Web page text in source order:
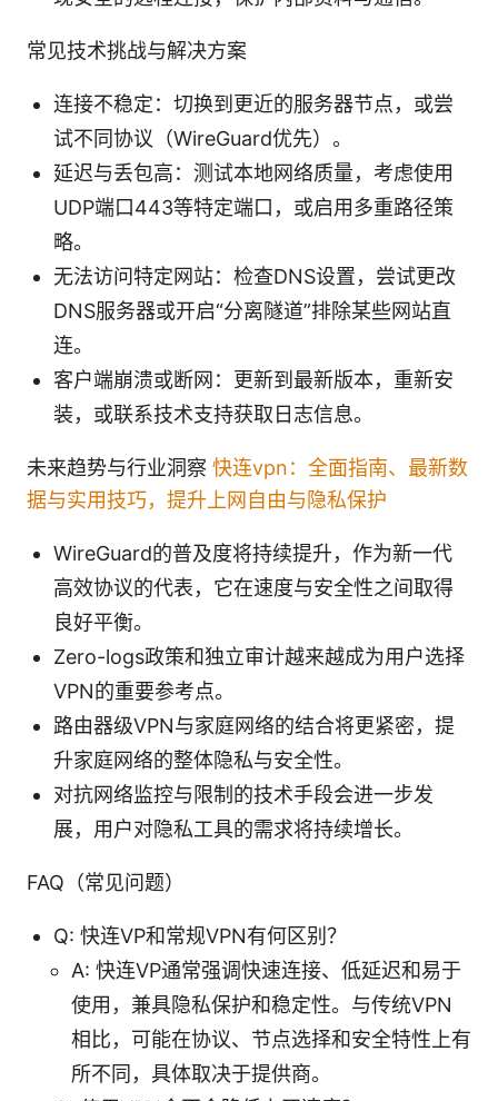
常见技术挑战与解决方案
连接不稳定：切换到更近的服务器节点，或尝
试不同协议（WireGuard优先）。
延迟与丢包高：测试本地网络质量，考虑使用
UDP端口443等特定端口，或启用多重路径策
略。
无法访问特定网站：检查DNS设置，尝试更改
DNS服务器或开启“分离隧道”排除某些网站直
连。
客户端崩溃或断网：更新到最新版本，重新安
装，或联系技术支持获取日志信息。
未来趋势与行业洞察 快连vpn：全面指南、最新数
据与实用技巧，提升上网自由与隐私保护
WireGuard的普及度将持续提升，作为新一代
高效协议的代表，它在速度与安全性之间取得
良好平衡。
Zero-logs政策和独立审计越来越成为用户选择
VPN的重要参考点。
路由器级VPN与家庭网络的结合将更紧密，提
升家庭网络的整体隐私与安全性。
对抗网络监控与限制的技术手段会进一步发
展，用户对隐私工具的需求将持续增长。
FAQ（常见问题）
Q: 快连VP和常规VPN有何区别？
A: 快连VP通常强调快速连接、低延迟和易于
使用，兼具隐私保护和稳定性。与传统VPN
相比，可能在协议、节点选择和安全特性上有
所不同，具体取决于提供商。